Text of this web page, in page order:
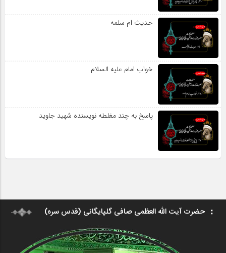
حدیث ام سلمه
خواب امام علیه السلام
پاسخ به چند مغلطه نویسنده شهید جاوید
حضرت آیت الله العظمی صافی گلپایگانی (قدس سره)